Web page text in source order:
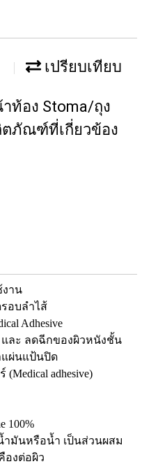
เปรียบเทียบ
ท้อง Stoma/ถุง
ตภัณฑ์ที่เกี่ยวข้อง
งาน
อบลำไส้
Adhesive
และ ลดฉีกของผิวหนังชั้น
แผ่นแป้นปิด
adhesive)
100%
มันหรือน้ำ เป็นส่วนผสม
องต่อผิว